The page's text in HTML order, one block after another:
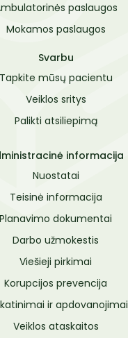
paslaugos
Mokamos paslaugos
Svarbu
Tapkite mūsų pacientu
Veiklos sritys
Palikti atsiliepimą
informacija
Nuostatai
Teisinė informacija
Planavimo dokumentai
Darbo užmokestis
Viešieji pirkimai
Korupcijos prevencija
ir apdovanojimai
Veiklos ataskaitos